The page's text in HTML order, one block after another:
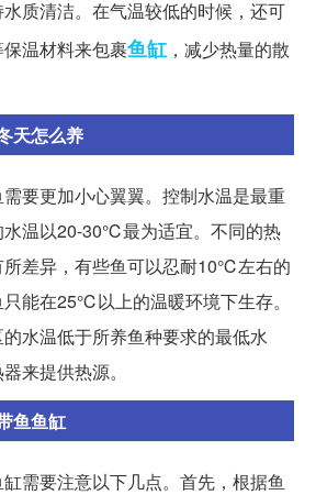
质清洁。在气温较低的时候，还可
温材料来包裹鱼缸，减少热量的散
天怎么养
要更加小心翼翼。控制水温是最重
水温以20-30℃最为适宜。不同的热
所差异，有些鱼可以忍耐10℃左右的
能在25℃以上的温暖环境下生存。
水温低于所养鱼种要求的最低水
来提供热源。
鱼鱼缸
需要注意以下几点。首先，根据鱼